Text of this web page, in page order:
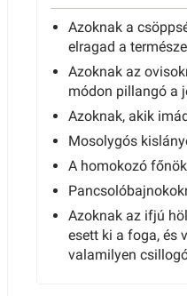
Azoknak a
elragad a
Azoknak az
módon pillangó a
Azoknak, akik
Mosolygós
A homokozó
Azoknak az ifjú
esett ki a foga, és
valamilyen